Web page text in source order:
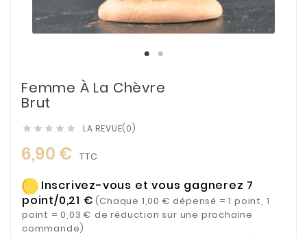
Femme À La Chèvre
Brut
     LA REVUE(0)
6,90 € TTC
Inscrivez-vous et vous gagnerez 7
point/0,21 € (Chaque 1,00 € dépensé = 1 point, 1
point = 0,03 € de réduction sur une prochaine
commande)